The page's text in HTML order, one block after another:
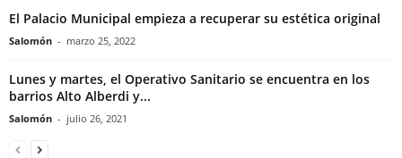
El Palacio Municipal empieza a recuperar su estética original
Salomón - marzo 25, 2022
Lunes y martes, el Operativo Sanitario se encuentra en los
barrios Alto Alberdi y...
Salomón - julio 26, 2021